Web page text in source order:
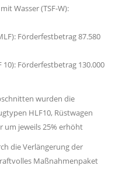
Wasser (TSF-W):
Förderfestbetrag 87.580
Förderfestbetrag 130.000
wurden die
HLF10, Rüstwagen
um jeweils 25% erhöht
die Verlängerung der
Maßnahmenpaket